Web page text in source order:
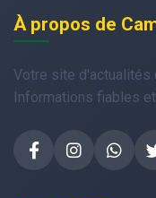
À propos de
Votre site d'actualités
Informations fiables